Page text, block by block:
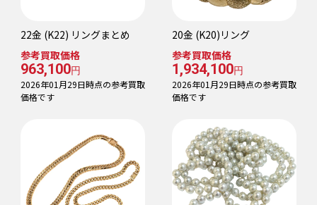
22金 (K22) リングまとめ
参考買取価格
963,100円
2026年01月29日時点の参考買取
価格です
20金 (K20)リング
参考買取価格
1,934,100円
2026年01月29日時点の参考買取
価格です